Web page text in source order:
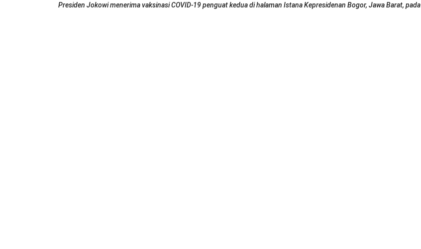
Presiden Jokowi menerima vaksinasi COVID-19 penguat kedua di halaman Istana Kepresidenan Bogor, Jawa Barat, pada